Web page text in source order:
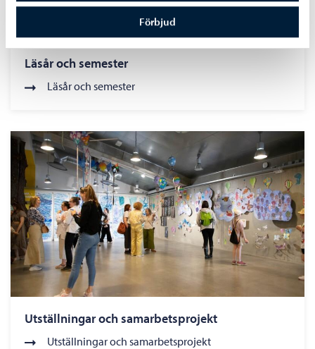
Förbjud
Läsår och semester
Läsår och semester
Utställningar och samarbetsprojekt
Utställningar och samarbetsprojekt